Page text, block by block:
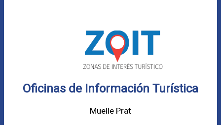
Oficinas de Información Turística
Muelle Prat